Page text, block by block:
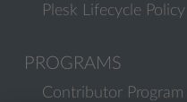
Plesk Lifecycle Policy
PROGRAMS
Contributor Program